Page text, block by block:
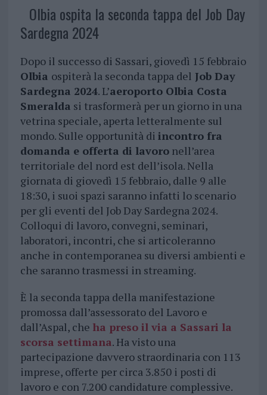
Olbia ospita la seconda tappa del Job Day
Sardegna 2024
Dopo il successo di Sassari, giovedì 15 febbraio
Olbia ospiterà la seconda tappa del Job Day
Sardegna 2024. L’aeroporto Olbia Costa
Smeralda si trasformerà per un giorno in una
vetrina speciale, aperta letteralmente sul
mondo. Sulle opportunità di incontro fra
domanda e offerta di lavoronell’area
territoriale del nord est dell’isola. Nella
giornata di giovedì 15 febbraio, dalle 9 alle
18:30, i suoi spazi saranno infatti lo scenario
per gli eventi del Job Day Sardegna 2024.
Colloqui di lavoro, convegni, seminari,
laboratori, incontri, che si articoleranno
anche in contemporanea su diversi ambienti e
che saranno trasmessi in streaming.
È la seconda tappa della manifestazione
promossa dall’assessorato del Lavoro e
dall’Aspal, che ha preso il via a Sassari la
scorsa settimana. Ha visto una
partecipazione davvero straordinaria con 113
imprese, offerte per circa 3.850 i posti di
lavoro e con 7.200 candidature complessive.